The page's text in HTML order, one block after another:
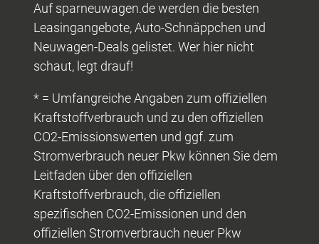
Auf sparneuwagen.de werden die besten
Leasingangebote, Auto-Schnäppchen und
Neuwagen-Deals gelistet. Wer hier nicht
schaut, legt drauf!
* = Umfangreiche Angaben zum offiziellen
Kraftstoffverbrauch und zu den offiziellen
CO2-Emissionswerten und ggf. zum
Stromverbrauch neuer Pkw können Sie dem
Leitfaden über den offiziellen
Kraftstoffverbrauch, die offiziellen
spezifischen CO2-Emissionen und den
offiziellen Stromverbrauch neuer Pkw